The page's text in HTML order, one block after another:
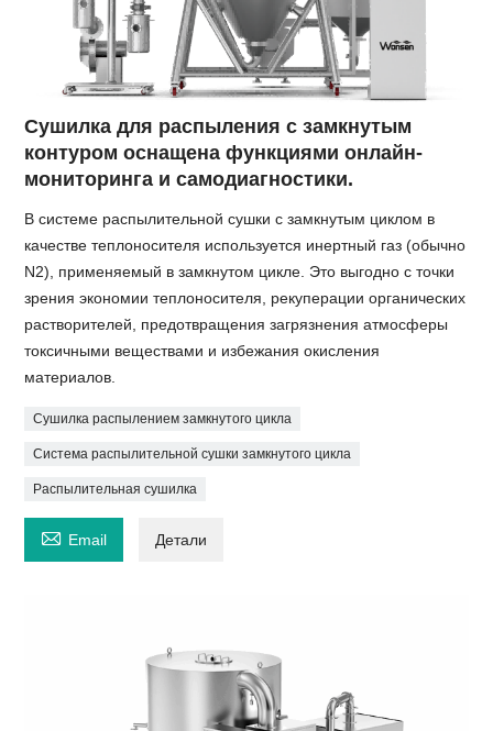
Сушилка для распыления с замкнутым
контуром оснащена функциями онлайн-
мониторинга и самодиагностики.
В системе распылительной сушки с замкнутым циклом в
качестве теплоносителя используется инертный газ (обычно
N2), применяемый в замкнутом цикле. Это выгодно с точки
зрения экономии теплоносителя, рекуперации органических
растворителей, предотвращения загрязнения атмосферы
токсичными веществами и избежания окисления
материалов.
Сушилка распылением замкнутого цикла
Система распылительной сушки замкнутого цикла
Распылительная сушилка
 Email Детали